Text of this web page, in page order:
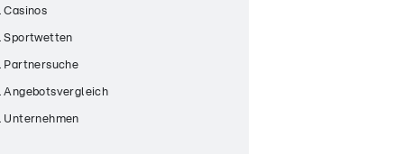
Casinos
Sportwetten
Partnersuche
Angebotsvergleich
Unternehmen